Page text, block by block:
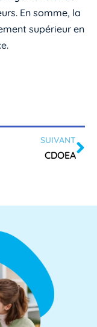
En somme, la
supérieur en
SUIVANT
CDOEA